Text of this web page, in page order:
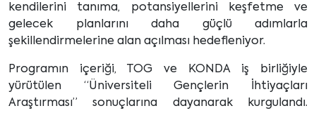
kendilerini tanıma, potansiyellerini keşfetme ve
gelecek planlarını daha güçlü adımlarla
şekillendirmelerine alan açılması hedefleniyor.
Programın içeriği, TOG ve KONDA iş birliğiyle
yürütülen “Üniversiteli Gençlerin İhtiyaçları
Araştırması” sonuçlarına dayanarak kurgulandı.